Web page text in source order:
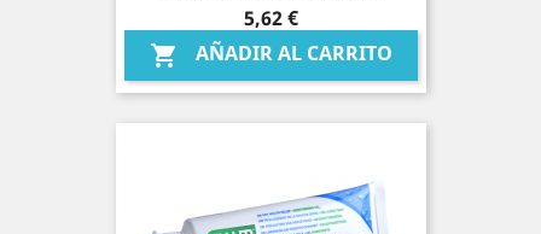
Precio
5,62 €
 AÑADIR AL CARRITO